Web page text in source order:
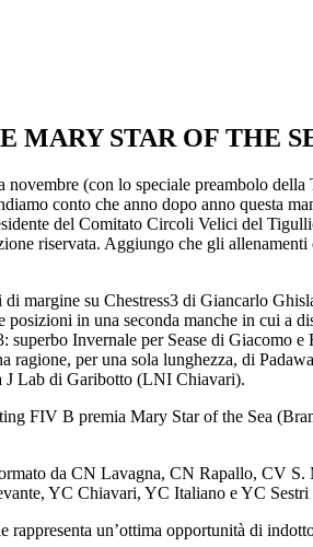
MARY STAR OF THE
(con lo speciale preambolo
conto che anno dopo anno questa
del Comitato Circoli Velici del
riservata. Aggiungo che gli
margine su Chestress3 di Giancarlo
in una seconda manche in cui a
Invernale per Sease di Giacomo e
per una sola lunghezza, di
J Lab di Garibotto (LNI Chiavari).
FIV B premia Mary Star of the Sea
da CN Lavagna, CN Rapallo, CV
YC Chiavari, YC Italiano e YC Sestri
un’ottima opportunità di